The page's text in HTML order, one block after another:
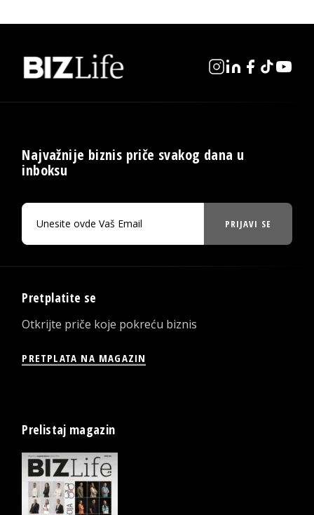
Najvažnije biznis priče svakog dana u
inboksu
PRIJAVI SE
Pretplatite se
Otkrijte priče koje pokreću biznis
PRETPLATA NA MAGAZIN
Prelistaj magazin